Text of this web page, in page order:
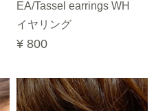
EA/Tassel earrings WH
イヤリング
¥ 800